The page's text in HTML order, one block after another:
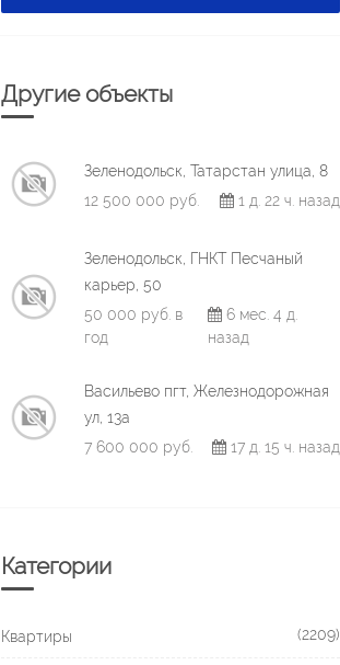
Другие объекты
Зеленодольск, Татарстан улица, 8
12 500 000 руб.
1 д. 22 ч. назад
Зеленодольск, ГНКТ Песчаный
карьер, 50
50 000 руб. в
год
6 мес. 4 д.
назад
Васильево пгт, Железнодорожная
ул, 13а
7 600 000 руб.
17 д. 15 ч. назад
Категории
Квартиры (2209)